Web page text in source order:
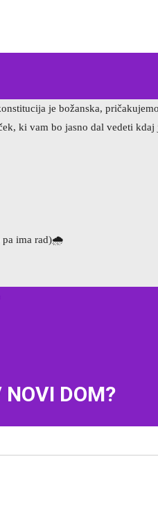
je božanska,
ki vam bo jasno dal vedeti kdaj
ima rad)🌧
NOVI DOM?